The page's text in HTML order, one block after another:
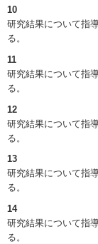
10
研究結果について指
る。
11
研究結果について指
る。
12
研究結果について指
る。
13
研究結果について指
る。
14
研究結果について指
る。